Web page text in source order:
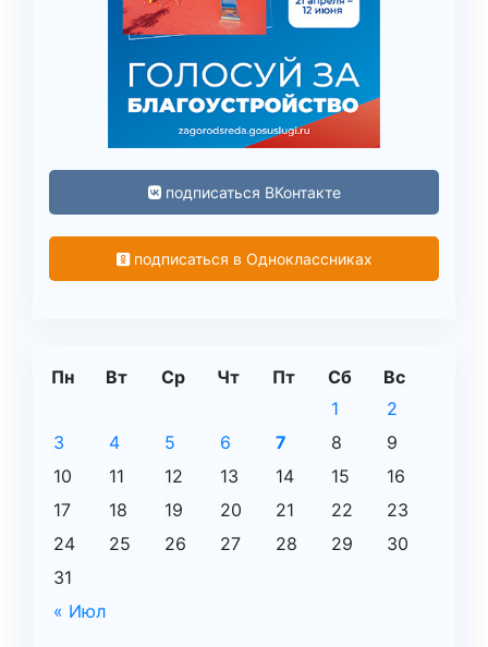
подписаться ВКонтакте
подписаться в Одноклассниках
Пн Вт Ср Чт Пт Сб Вс
« Июл
1
2
3
4 5 6 7 8
9
10
11 12 13 14 15
16
17
18 19 20 21 22
23
24
25 26 27 28 29
30
31